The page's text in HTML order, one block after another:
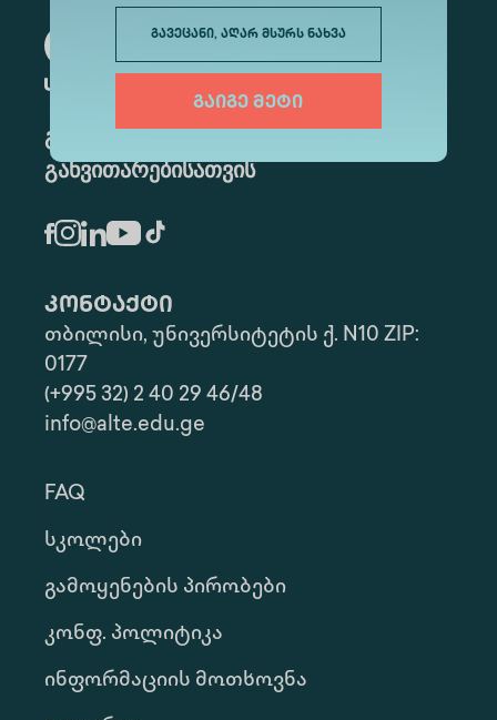
გავეცანი, აღარ მსურს ნახვა
გაიგე მეტი
განათლება მუდმივი
განვითარებისათვის
კონტაქტი
თბილისი, უნივერსიტეტის ქ. N10 ZIP:
0177
(+995 32) 2 40 29 46/48
info@alte.edu.ge
FAQ
Სკოლები
Გამოყენების Პირობები
Კონფ. Პოლიტიკა
Ინფორმაციის Მოთხოვნა